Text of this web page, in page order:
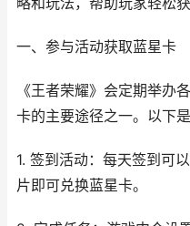
一、参与活动获取蓝星卡
《王者荣耀》会定期举办
卡的主要途径之一。以下
1. 签到活动：每天签到可
片即可兑换蓝星卡。